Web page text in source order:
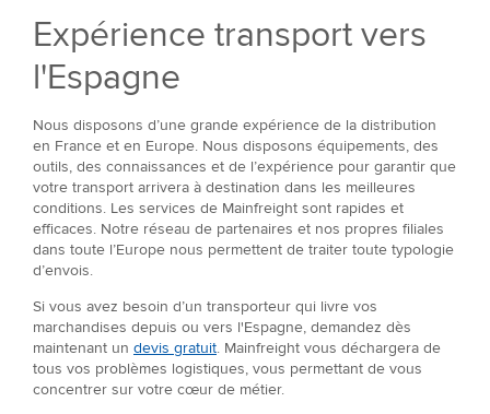
Expérience transport vers
l'Espagne
Nous disposons d’une grande expérience de la distribution
en France et en Europe. Nous disposons équipements, des
outils, des connaissances et de l’expérience pour garantir que
votre transport arrivera à destination dans les meilleures
conditions. Les services de Mainfreight sont rapides et
efficaces. Notre réseau de partenaires et nos propres filiales
dans toute l’Europe nous permettent de traiter toute typologie
d’envois.
Si vous avez besoin d’un transporteur qui livre vos
marchandises depuis ou vers l'Espagne, demandez dès
maintenant un devis gratuit. Mainfreight vous déchargera de
tous vos problèmes logistiques, vous permettant de vous
concentrer sur votre cœur de métier.